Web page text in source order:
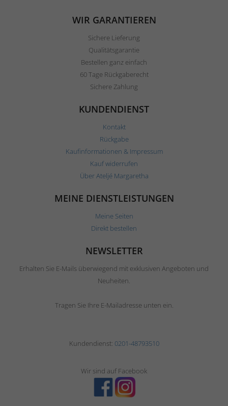
WIR GARANTIEREN
Sichere Lieferung
Qualitätsgarantie
Bestellen ganz einfach
60 Tage Rückgaberecht
Sichere Zahlung
KUNDENDIENST
Kontakt
Rückgabe
Kaufinformationen & Impressum
Kauf widerrufen
Über Ateljé Margaretha
MEINE DIENSTLEISTUNGEN
Meine Seiten
Direkt bestellen
NEWSLETTER
Erhalten Sie E-Mails überwiegend mit exklusiven Angeboten und
Neuheiten.
Tragen Sie Ihre E-Mailadresse unten ein.
Kundendienst: 0201-48793510
Wir sind auf Facebook